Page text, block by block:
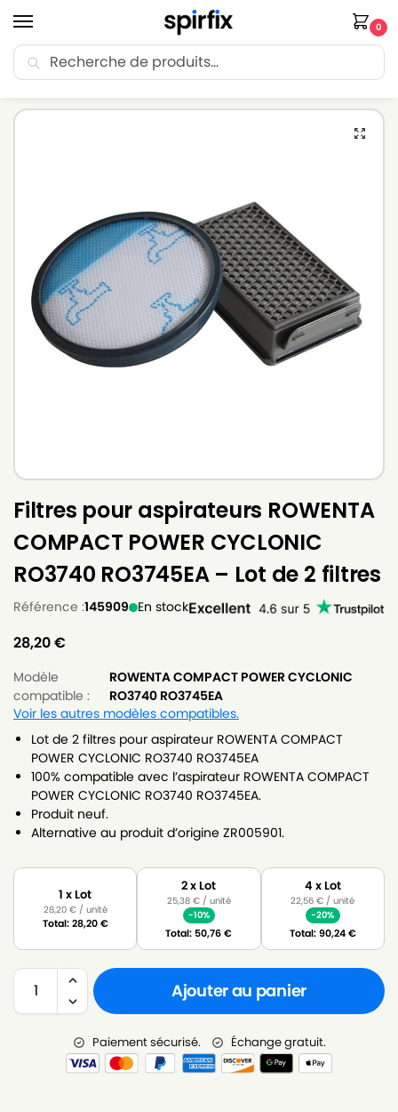
0
🚚 Livraison Point Relais offerte dès 30€ d’achat.
Filtres pour aspirateurs ROWENTA
COMPACT POWER CYCLONIC
RO3740 RO3745EA – Lot de 2 filtres
Référence :145909 En stock
28,20€
Modèle
compatible :
ROWENTA COMPACT POWER CYCLONIC
RO3740 RO3745EA
Voir les autres modèles compatibles.
Lot de 2 filtres pour aspirateur ROWENTA COMPACT
POWER CYCLONIC RO3740 RO3745EA
100% compatible avec l’aspirateur ROWENTA COMPACT
POWER CYCLONIC RO3740 RO3745EA.
Produit neuf.
Alternative au produit d’origine ZR005901.
1 x Lot
28,20 €/ unité
Total:28,20€
2 x Lot
25,38 €/ unité
-10%
Total: 50,76€
4 x Lot
22,56€ / unité
-20%
Total:90,24€
Ajouter au panier
Paiement sécurisé. Échange gratuit.